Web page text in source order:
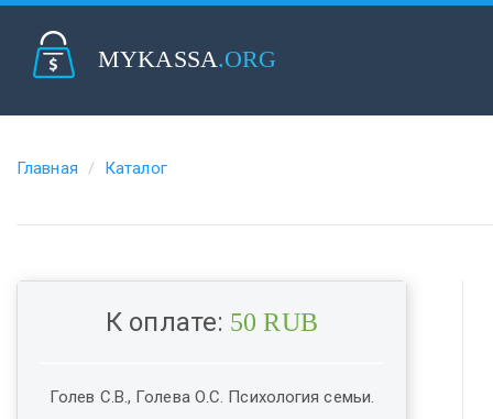
MYKASSA.ORG
Главная Каталог
К оплате: 50 RUB
Голев С.В., Голева О.С. Психология семьи.